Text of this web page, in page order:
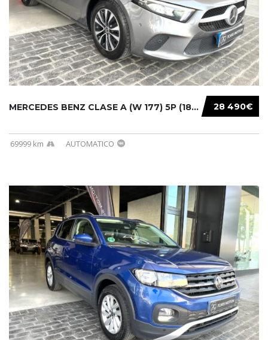
28 490€
MERCEDES BENZ CLASE A (W 177) 5P (18-) 2020....
69999 km AUTOMATICO